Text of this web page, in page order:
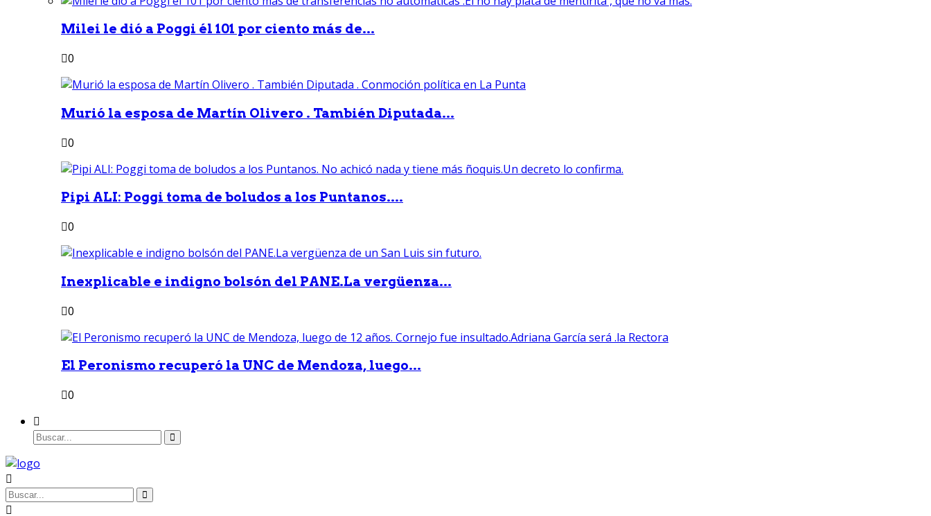
Milei le dió a Poggi él 101 por ciento más de...
0
Murió la esposa de Martín Olivero . También Diputada...
0
Pipi ALI: Poggi toma de boludos a los Puntanos....
0
Inexplicable e indigno bolsón del PANE.La vergüenza...
0
El Peronismo recuperó la UNC de Mendoza, luego...
0